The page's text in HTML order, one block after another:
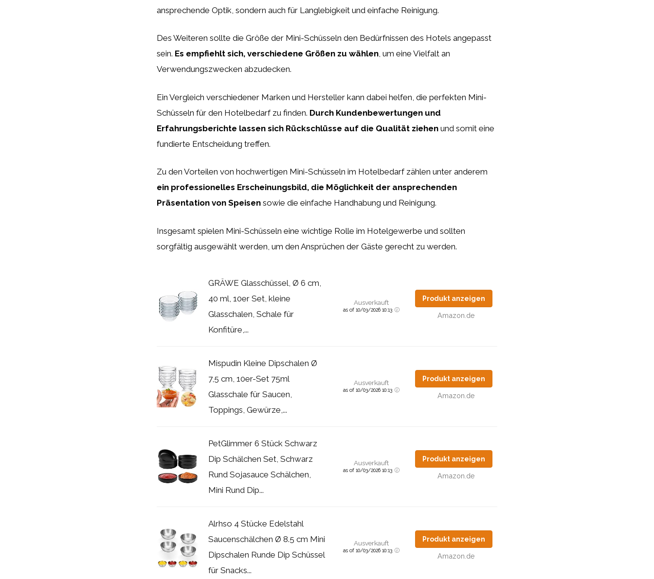
ansprechende Optik, sondern auch für Langlebigkeit und einfache Reinigung.
Des Weiteren sollte die Größe der Mini-Schüsseln den Bedürfnissen des Hotels angepasst
sein. Es empfiehlt sich, verschiedene Größen zu wählen, um eine Vielfalt an
Verwendungszwecken abzudecken.
Ein Vergleich verschiedener Marken und Hersteller kann dabei helfen, die perfekten Mini-
Schüsseln für den Hotelbedarf zu finden. Durch Kundenbewertungen und
Erfahrungsberichte lassen sich Rückschlüsse auf die Qualität ziehen und somit eine
fundierte Entscheidung treffen.
Zu den Vorteilen von hochwertigen Mini-Schüsseln im Hotelbedarf zählen unter anderem
ein professionelles Erscheinungsbild, die Möglichkeit der ansprechenden
Präsentation von Speisen sowie die einfache Handhabung und Reinigung.
Insgesamt spielen Mini-Schüsseln eine wichtige Rolle im Hotelgewerbe und sollten
sorgfältig ausgewählt werden, um den Ansprüchen der Gäste gerecht zu werden.
GRÄWE Glasschüssel, Ø 6 cm,
40 ml, 10er Set, kleine
Glasschalen, Schale für
Konfitüre,...
Ausverkauft
as of 10/03/2026 10:13
Produkt anzeigen
Amazon.de
Mispudin Kleine Dipschalen Ø
7,5 cm, 10er-Set 75ml
Glasschale für Saucen,
Toppings, Gewürze,...
Ausverkauft
as of 10/03/2026 10:13
Produkt anzeigen
Amazon.de
PetGlimmer 6 Stück Schwarz
Dip Schälchen Set, Schwarz
Rund Sojasauce Schälchen,
Mini Rund Dip...
Ausverkauft
as of 10/03/2026 10:13
Produkt anzeigen
Amazon.de
Alrhso 4 Stücke Edelstahl
Saucenschälchen Ø 8.5 cm Mini
Dipschalen Runde Dip Schüssel
für Snacks...
Ausverkauft
as of 10/03/2026 10:13
Produkt anzeigen
Amazon.de